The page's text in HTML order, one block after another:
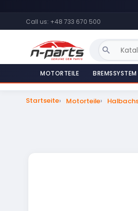
Call us: +48 733 670 500
search
MOTORTEILE BREMSSYSTEM
Startseite Motorteile